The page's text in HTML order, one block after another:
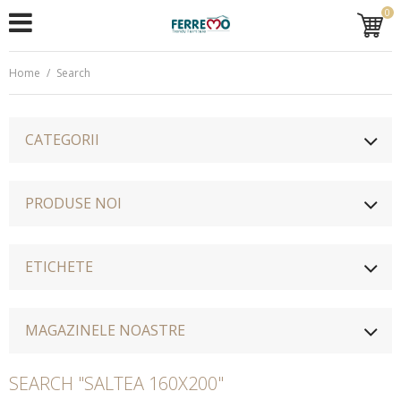
0
Home / Search
CATEGORII
PRODUSE NOI
ETICHETE
MAGAZINELE NOASTRE
SEARCH "SALTEA 160X200"